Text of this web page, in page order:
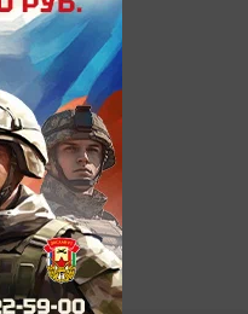
MАХ: